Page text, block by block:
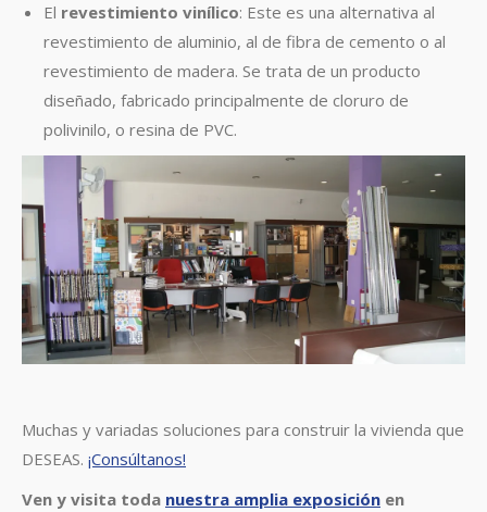
El revestimiento vinílico: Este es una alternativa al
revestimiento de aluminio, al de fibra de cemento o al
revestimiento de madera. Se trata de un producto
diseñado, fabricado principalmente de cloruro de
polivinilo, o resina de PVC.
Muchas y variadas soluciones para construir la vivienda que
DESEAS. ¡Consúltanos!
Ven y visita toda nuestra amplia exposición en